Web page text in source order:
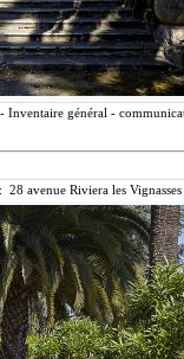
Inventaire général -
avenue Riviera les